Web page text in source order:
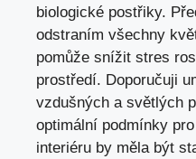
biologické postřiky.
odstraním všechny
pomůže snížit stres
prostředí. Doporučuji
vzdušných a světlých
optimální podmínky
interiéru by měla být